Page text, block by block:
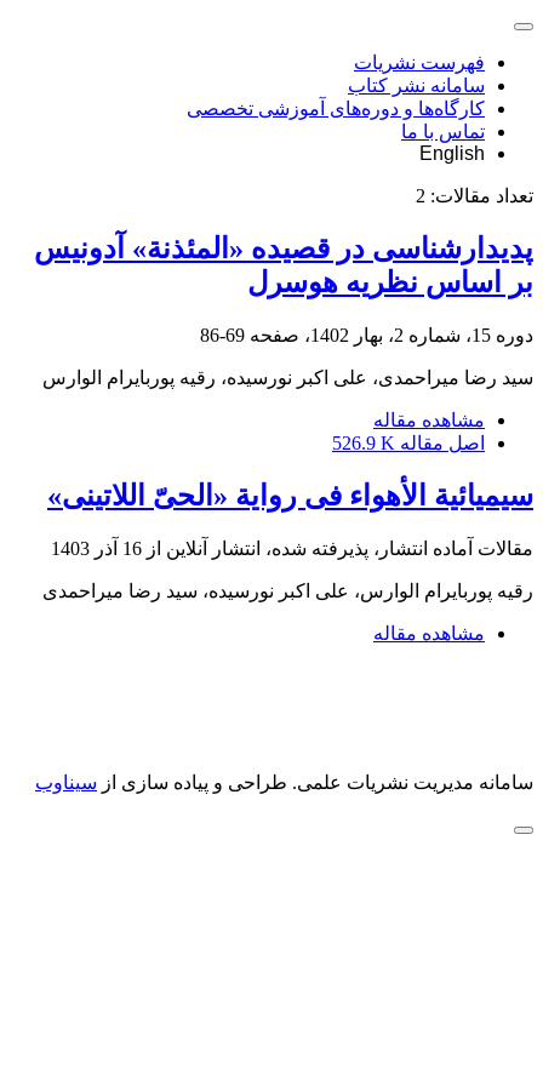
فهرست نشریات
سامانه نشر کتاب
کارگاه‌ها و دوره‌های آموزشی تخصصی
تماس با ما
English
تعداد مقالات: 2
پدیدارشناسی در قصیده «المئذنة» آدونیس
بر اساس نظریه هوسرل
دوره 15، شماره 2، بهار 1402، صفحه 69-86
سید رضا میراحمدی، علی اکبر نورسیده، رقیه پوربایرام الوارس
مشاهده مقاله
اصل مقاله 526.9 K
سیمیائیة الأهواء فی روایة «الحیّ اللاتینی»
مقالات آماده انتشار، پذیرفته شده، انتشار آنلاین از 16 آذر 1403
رقیه پوربایرام الوارس، علی اکبر نورسیده، سید رضا میراحمدی
مشاهده مقاله
سامانه مدیریت نشریات علمی. طراحی و پیاده سازی از سیناوب